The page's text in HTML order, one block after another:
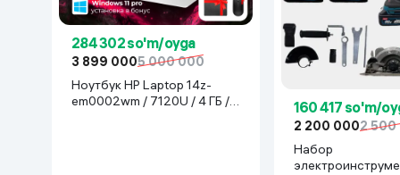
284 302 so'm/oyga
3 899 0005 000 000
Ноутбук HP Laptop 14z-
em0002wm / 7120U / 4 ГБ /
160 417 so'm/
2 200 0002 500
Набор